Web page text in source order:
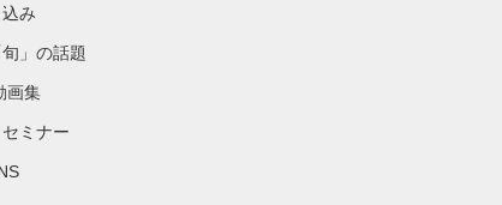
み
」の話題
画集
ミナー